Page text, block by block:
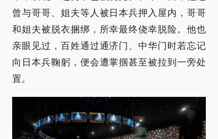
曾与哥哥、姐夫等人被日本兵押入屋内，哥哥
和姐夫被脱衣捆绑，所幸最终侥幸脱险。他也
亲眼见过，百姓通过通济门、中华门时若忘记
向日本兵鞠躬，便会遭掌掴甚至被拉到一旁处
置。